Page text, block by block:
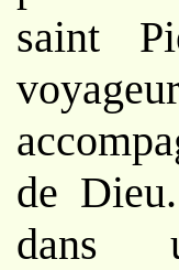
saint
de
dans